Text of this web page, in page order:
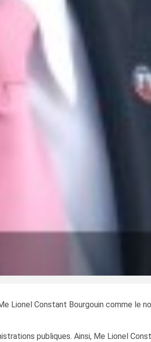
Lionel Constant Bourgouin comme le
publiques. Ainsi, Me Lionel